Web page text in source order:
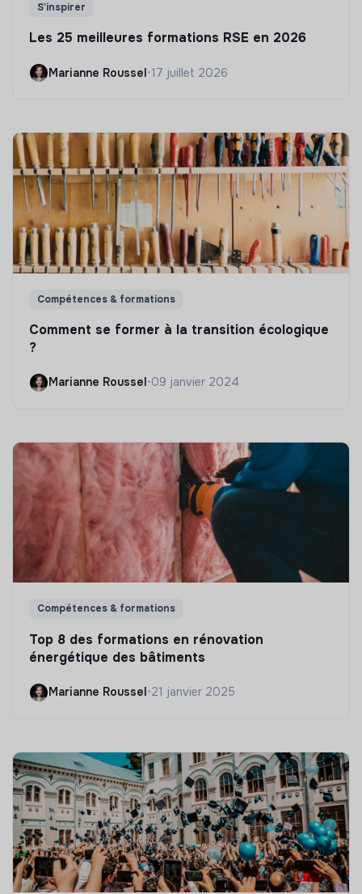
S'inspirer
Les 25 meilleures formations RSE en 2026
Marianne Roussel•17 juillet 2026
Compétences & formations
Comment se former à la transition écologique
?
Marianne Roussel •09 janvier 2024
Compétences & formations
Top 8 des formations en rénovation
énergétique des bâtiments
Marianne Roussel•21 janvier 2025